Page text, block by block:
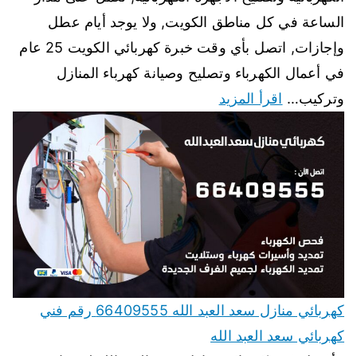
الساعة في كل مناطق الكويت, ولا يوجد أيام عطل
وإجازات, اتصل بأي وقت خبرة كهربائي الكويت 25 عام
في أعمال الكهرباء وتصليح وصيانة كهرباء المنازل
وتركيب… اقرأ المزيد
كهربائي منازل سعد العبد الله 66409555 رقم فني
كهربائي سعد العبد الله